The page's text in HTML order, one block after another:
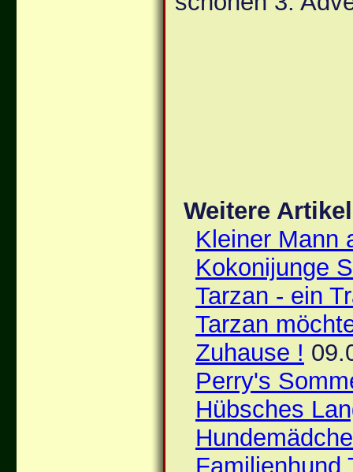
Weitere
Kleiner Mann
Kokonijunge
Tarzan - ein
Tarzan
Zuhause !
Perry's
Hübsches
Familienhund